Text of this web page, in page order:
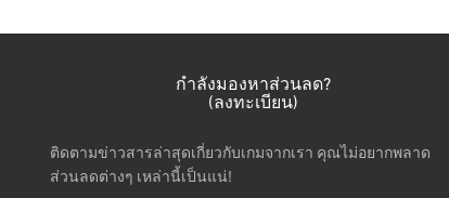
กำลังมองหาส่วนลด?
(ลงทะเบียน)
ติดตามข่าวสารล่าสุดเกี่ยวกับเกมจากเรา คุณไม่อยากพลาด
ส่วนลดต่างๆ เหล่านี้เป็นแน่!